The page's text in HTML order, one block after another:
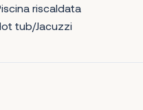
riscaldata
tub/Jacuzzi